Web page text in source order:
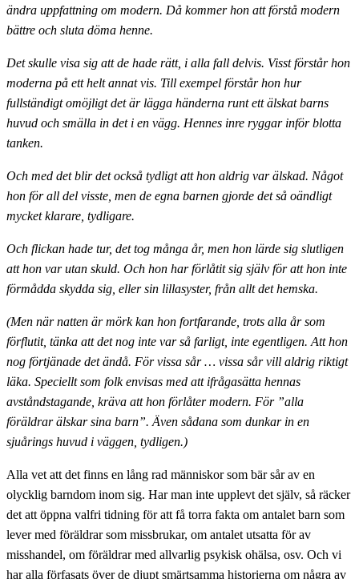
ändra uppfattning om modern. Då kommer hon att förstå modern
bättre och sluta döma henne.
Det skulle visa sig att de hade rätt, i alla fall delvis. Visst förstår hon
moderna på ett helt annat vis. Till exempel förstår hon hur
fullständigt omöjligt det är lägga händerna runt ett älskat barns
huvud och smälla in det i en vägg. Hennes inre ryggar inför blotta
tanken.
Och med det blir det också tydligt att hon aldrig var älskad. Något
hon för all del visste, men de egna barnen gjorde det så oändligt
mycket klarare, tydligare.
Och flickan hade tur, det tog många år, men hon lärde sig slutligen
att hon var utan skuld. Och hon har förlåtit sig själv för att hon inte
förmådda skydda sig, eller sin lillasyster, från allt det hemska.
(Men när natten är mörk kan hon fortfarande, trots alla år som
förflutit, tänka att det nog inte var så farligt, inte egentligen. Att hon
nog förtjänade det ändå. För vissa sår … vissa sår vill aldrig riktigt
läka. Speciellt som folk envisas med att ifrågasätta hennas
avståndstagande, kräva att hon förlåter modern. För ”alla
föräldrar älskar sina barn”. Även sådana som dunkar in en
sjuårings huvud i väggen, tydligen.)
Alla vet att det finns en lång rad människor som bär sår av en
olycklig barndom inom sig. Har man inte upplevt det själv, så räcker
det att öppna valfri tidning för att få torra fakta om antalet barn som
lever med föräldrar som missbrukar, om antalet utsatta för av
misshandel, om föräldrar med allvarlig psykisk ohälsa, osv. Och vi
har alla förfasats över de djupt smärtsamma historierna om några av